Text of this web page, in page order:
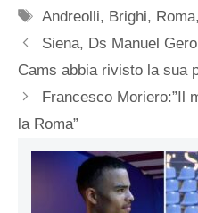
Tag
Andreolli, Brighi, Roma,
Siena, Ds Manuel
Cams abbia rivisto la sua
Francesco Moriero:”Il
la Roma”